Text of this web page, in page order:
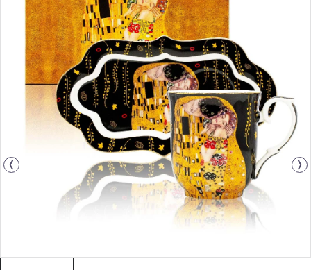
Hobbi és kert
Gyűjtemény
Egészség és szépség
Sport és szabadban
Gyermekeknek
Sziasztok, hív a nyár.